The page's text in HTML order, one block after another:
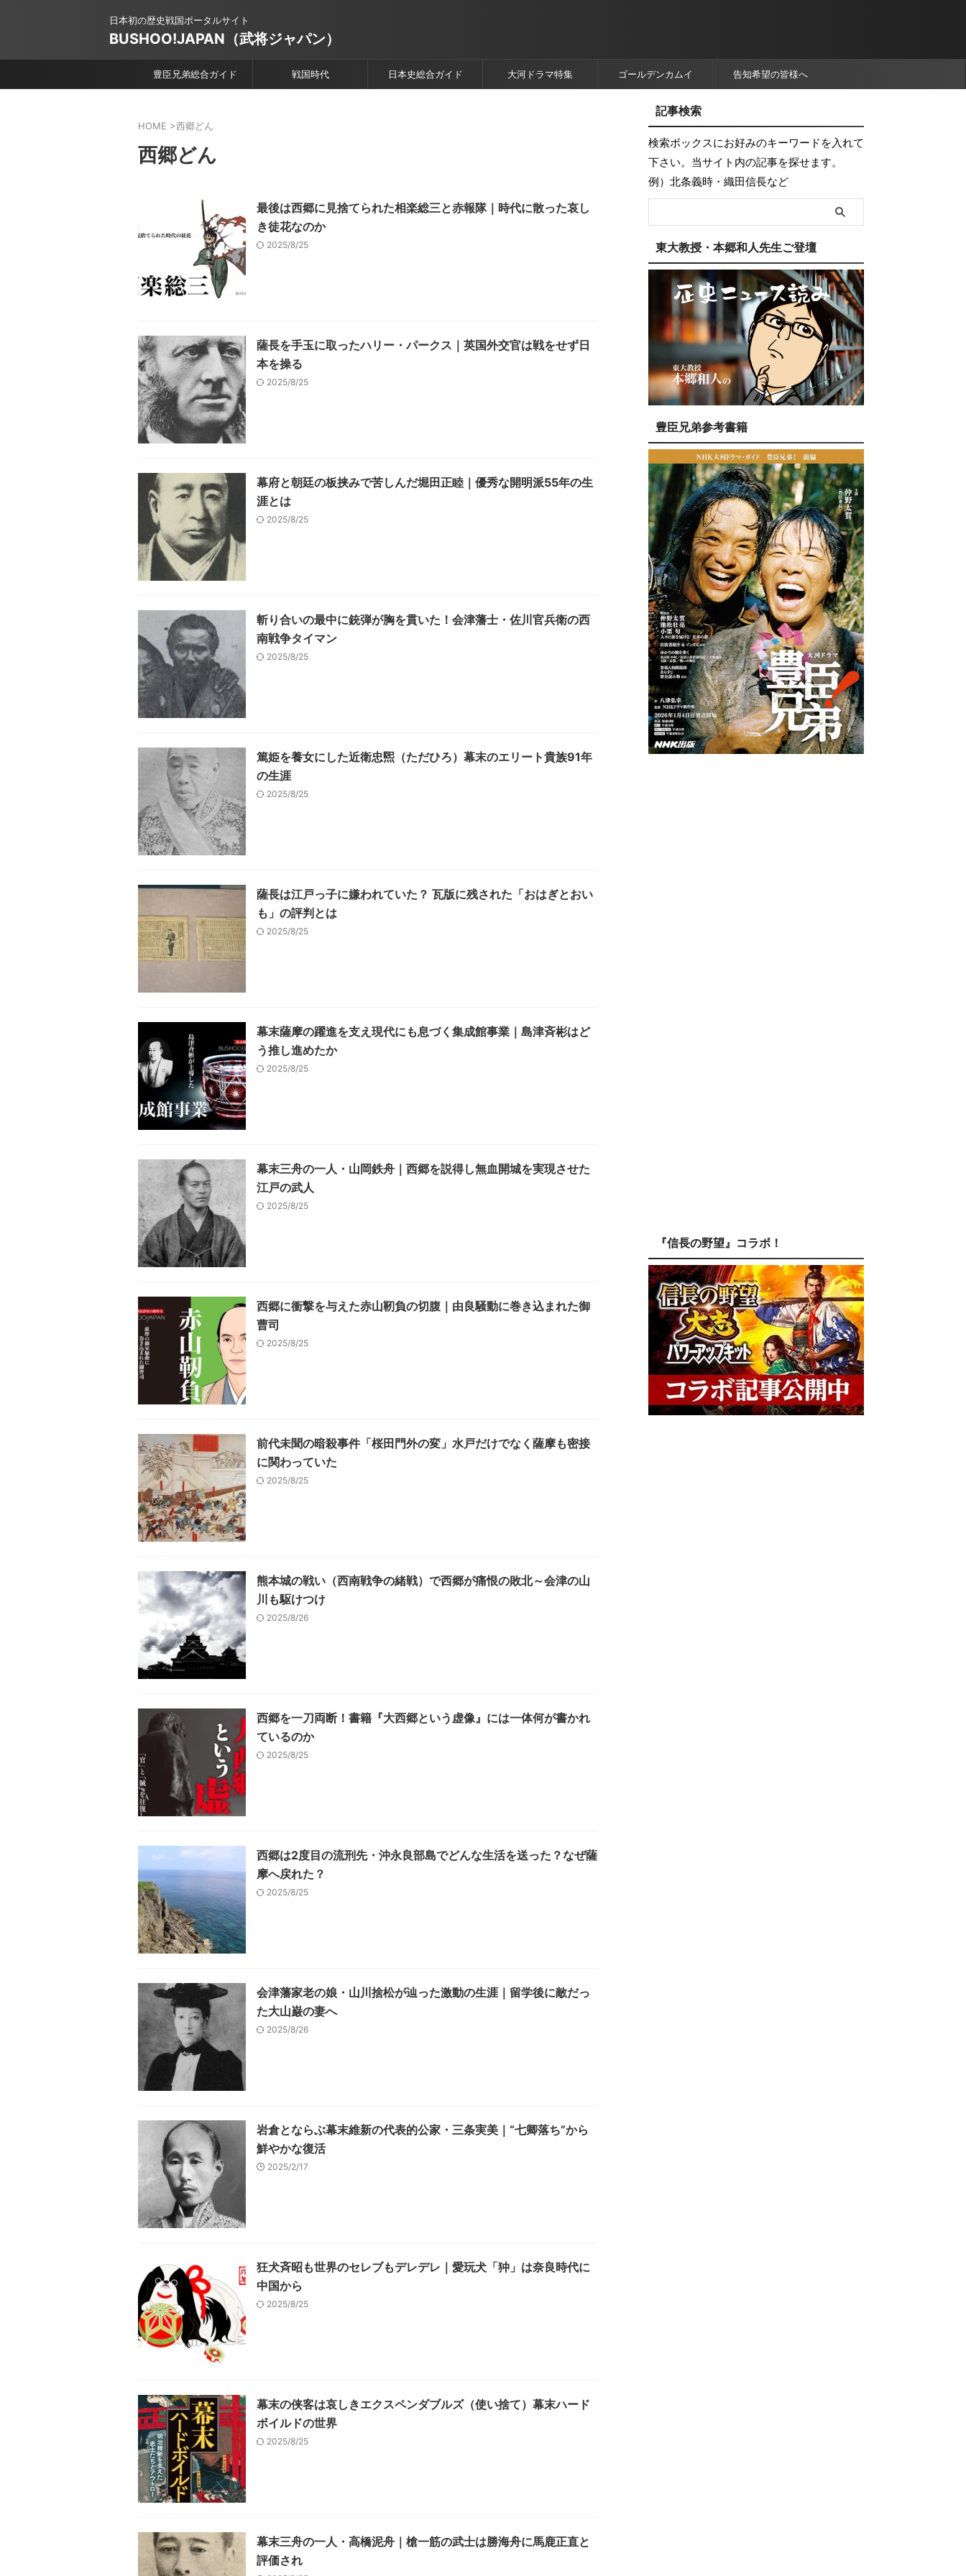
日本初の歴史戦国ポータルサイト
BUSHOO!JAPAN（武将ジャパン）
豊臣兄弟総合ガイド 戦国時代 日本史総合ガイド 大河ドラマ特集 ゴールデンカムイ 告知希望の皆様へ
HOME >西郷どん
西郷どん
最後は西郷に見捨てられた相楽総三と赤報隊｜時代に散った哀し
き徒花なのか
2025/8/25
薩長を手玉に取ったハリー・パークス｜英国外交官は戦をせず日
本を操る
2025/8/25
幕府と朝廷の板挟みで苦しんだ堀田正睦｜優秀な開明派55年の生
涯とは
2025/8/25
斬り合いの最中に銃弾が胸を貫いた！会津藩士・佐川官兵衛の西
南戦争タイマン
2025/8/25
篤姫を養女にした近衛忠煕（ただひろ）幕末のエリート貴族91年
の生涯
2025/8/25
薩長は江戸っ子に嫌われていた？ 瓦版に残された「おはぎとおい
も」の評判とは
2025/8/25
幕末薩摩の躍進を支え現代にも息づく集成館事業｜島津斉彬はど
う推し進めたか
2025/8/25
幕末三舟の一人・山岡鉄舟｜西郷を説得し無血開城を実現させた
江戸の武人
2025/8/25
西郷に衝撃を与えた赤山靭負の切腹｜由良騒動に巻き込まれた御
曹司
2025/8/25
前代未聞の暗殺事件「桜田門外の変」水戸だけでなく薩摩も密接
に関わっていた
2025/8/25
熊本城の戦い（西南戦争の緒戦）で西郷が痛恨の敗北～会津の山
川も駆けつけ
2025/8/26
西郷を一刀両断！書籍『大西郷という虚像』には一体何が書かれ
ているのか
2025/8/25
西郷は2度目の流刑先・沖永良部島でどんな生活を送った？なぜ薩
摩へ戻れた？
2025/8/25
会津藩家老の娘・山川捨松が辿った激動の生涯｜留学後に敵だっ
た大山巌の妻へ
2025/8/26
岩倉とならぶ幕末維新の代表的公家・三条実美｜“七卿落ち”から
鮮やかな復活
2025/2/17
狂犬斉昭も世界のセレブもデレデレ｜愛玩犬「狆」は奈良時代に
中国から
2025/8/25
幕末の侠客は哀しきエクスペンダブルズ（使い捨て）幕末ハード
ボイルドの世界
2025/8/25
幕末三舟の一人・高橋泥舟｜槍一筋の武士は勝海舟に馬鹿正直と
評価され
記事検索
検索ボックスにお好みのキーワードを入れて
下さい。当サイト内の記事を探せます。
例）北条義時・織田信長など
東大教授・本郷和人先生ご登壇
豊臣兄弟参考書籍
『信長の野望』コラボ！